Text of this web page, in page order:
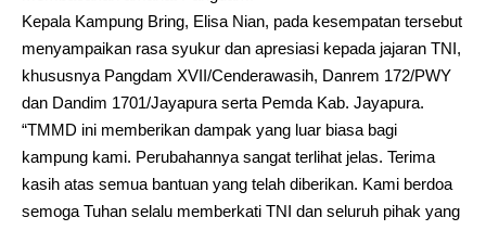
Kepala Kampung Bring, Elisa Nian, pada kesempatan tersebut
menyampaikan rasa syukur dan apresiasi kepada jajaran TNI,
khususnya Pangdam XVII/Cenderawasih, Danrem 172/PWY
dan Dandim 1701/Jayapura serta Pemda Kab. Jayapura.
“TMMD ini memberikan dampak yang luar biasa bagi
kampung kami. Perubahannya sangat terlihat jelas. Terima
kasih atas semua bantuan yang telah diberikan. Kami berdoa
semoga Tuhan selalu memberkati TNI dan seluruh pihak yang